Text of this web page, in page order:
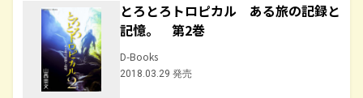
とろとろトロピカル ある旅の記録と
記憶。 第2巻
D-Books
2018.03.29 発売